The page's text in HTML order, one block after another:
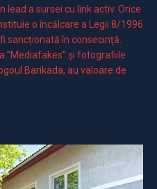
lead a sursei cu link activ. Orice
o încălcare a Legii 8/1996
sancționată în consecință.
”Mediafakes” și fotografiile
Barikada, au valoare de